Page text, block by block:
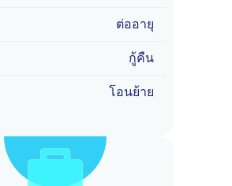
ต่ออายุ
กู้คืน
โอนย้าย